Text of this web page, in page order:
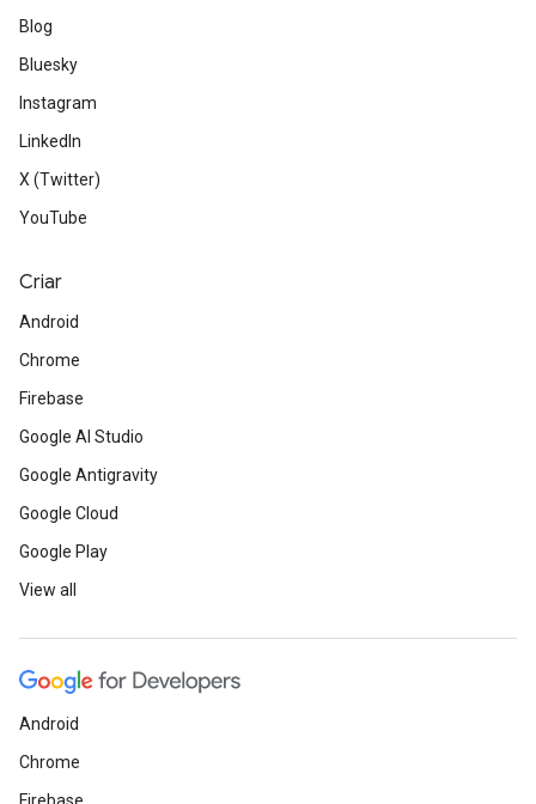
Blog
Bluesky
Instagram
LinkedIn
X (Twitter)
YouTube
Criar
Android
Chrome
Firebase
Google AI Studio
Google Antigravity
Google Cloud
Google Play
View all
Android
Chrome